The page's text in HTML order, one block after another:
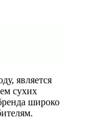
является
сухих
широко